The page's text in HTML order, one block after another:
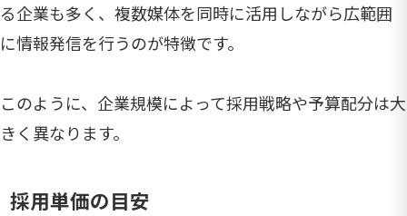
る企業も多く、複数媒体を同時に活用しながら広範囲
に情報発信を行うのが特徴です。
このように、企業規模によって採用戦略や予算配分は大
きく異なります。
採用単価の目安